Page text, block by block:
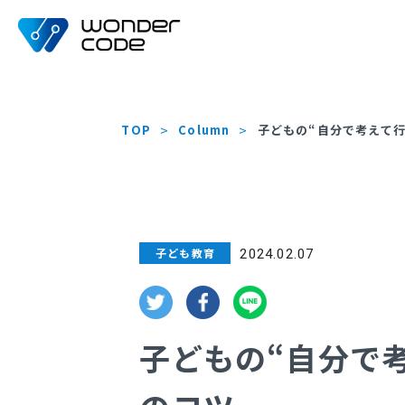
TOP Column 子どもの“自分で考えて
子どもの“自分で
子ども教育 2024.02.07